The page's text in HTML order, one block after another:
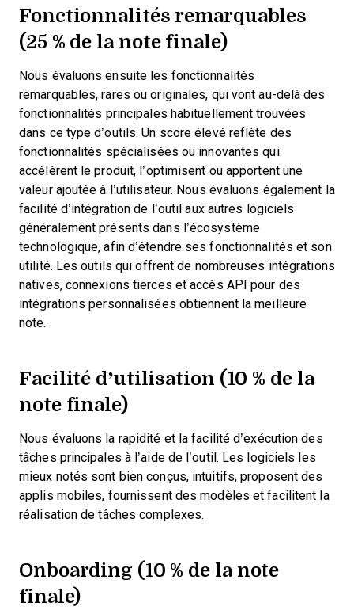
Fonctionnalités remarquables
(25 % de la note finale)
Nous évaluons ensuite les fonctionnalités
remarquables, rares ou originales, qui vont au-delà des
fonctionnalités principales habituellement trouvées
dans ce type d’outils. Un score élevé reflète des
fonctionnalités spécialisées ou innovantes qui
accélèrent le produit, l’optimisent ou apportent une
valeur ajoutée à l’utilisateur. Nous évaluons également la
facilité d’intégration de l’outil aux autres logiciels
généralement présents dans l’écosystème
technologique, afin d’étendre ses fonctionnalités et son
utilité. Les outils qui offrent de nombreuses intégrations
natives, connexions tierces et accès API pour des
intégrations personnalisées obtiennent la meilleure
note.
Facilité d’utilisation (10 % de la
note finale)
Nous évaluons la rapidité et la facilité d’exécution des
tâches principales à l’aide de l’outil. Les logiciels les
mieux notés sont bien conçus, intuitifs, proposent des
applis mobiles, fournissent des modèles et facilitent la
réalisation de tâches complexes.
Onboarding (10 % de la note
finale)